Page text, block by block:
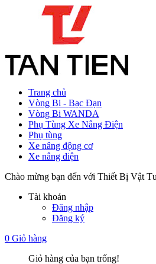
Trang chủ
Vòng Bi - Bạc Đạn
Vòng Bi WANDA
Phụ Tùng Xe Nâng Điện
Phụ tùng
Xe nâng động cơ
Xe nâng điện
Chào mừng bạn đến với Thiết Bị Vật
Tài khoản
Đăng nhập
Đăng ký
0 Giỏ hàng
Giỏ hàng của bạn trống!